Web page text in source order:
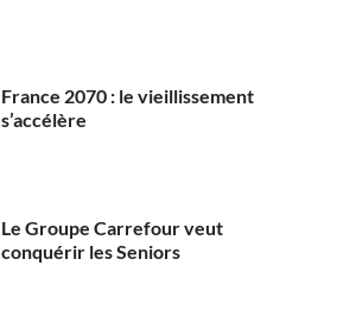
France 2070 : le vieillissement
s’accélère
Le Groupe Carrefour veut
conquérir les Seniors